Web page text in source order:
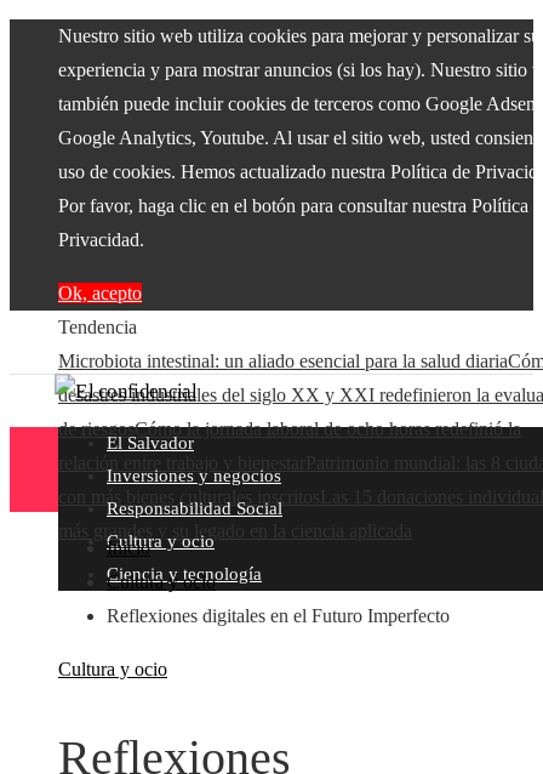
Nuestro sitio web utiliza cookies para mejorar y personalizar su
experiencia y para mostrar anuncios (si los hay). Nuestro sitio
también puede incluir cookies de terceros como Google
Google Analytics, Youtube. Al usar el sitio web, usted
uso de cookies. Hemos actualizado nuestra Política de
Por favor, haga clic en el botón para consultar nuestra Política
Privacidad.
Ok, acepto
Tendencia
Microbiota intestinal: un aliado esencial para la salud diaria
desastres industriales del siglo XX y XXI redefinieron la
de riesgosCómo la jornada laboral de ocho horas redefinió la
Las 15 donaciones
más grandes y su legado en la ciencia aplicada
El Salvador
Inversiones y negocios
Responsabilidad Social
Cultura y ocio
Ciencia y tecnología
Inicio
Cultura y ocio
Reflexiones digitales en el Futuro Imperfecto
Cultura y ocio
Reflexiones